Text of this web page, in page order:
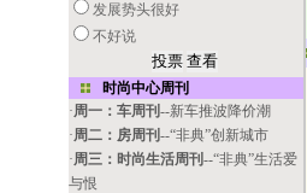
发展势头很好
不好说
时尚中心周刊
·周一：车周刊 --新车推波降价潮
·周二：房周刊 --“非典”创新城市
·周三：时尚生活周刊 --“非典”生活爱
与恨